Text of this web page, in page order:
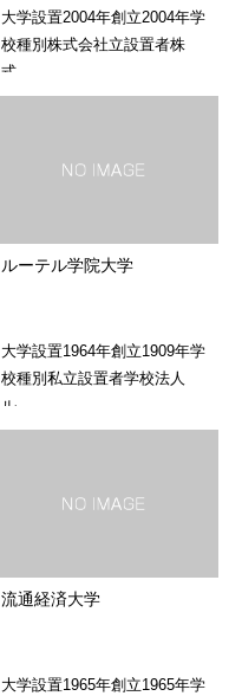
大学設置2004年創立2004年学
校種別株式会社立設置者株
式…
ルーテル学院大学
大学設置1964年創立1909年学
校種別私立設置者学校法人
ル…
流通経済大学
大学設置1965年創立1965年学